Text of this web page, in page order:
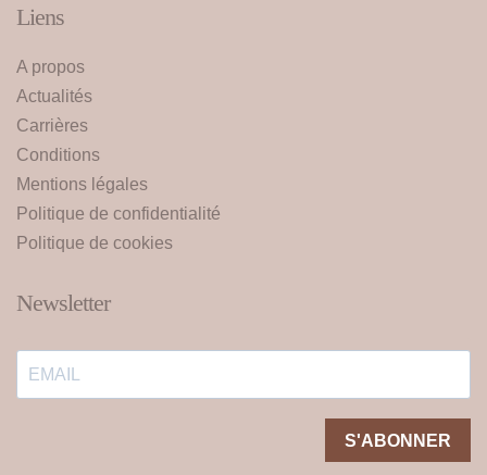
Liens
A propos
Actualités
Carrières
Conditions
Mentions légales
Politique de confidentialité
Politique de cookies
Newsletter
S'ABONNER